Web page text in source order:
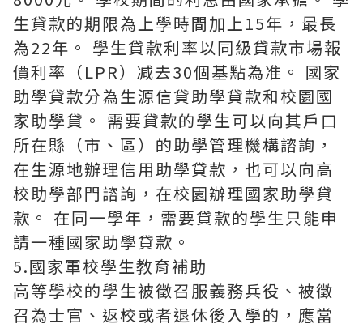
生貸款的期限為上學時間加上15年，最長
為22年。 學生貸款利率以同級貸款市場報
價利率（LPR）减去30個基點為准。 國家
助學貸款分為生源信貸助學貸款和校園國
家助學貸。 需要貸款的學生可以向其戶口
所在縣（市、區）的助學管理機構諮詢，
在生源地辦理信用助學貸款，也可以向高
校助學部門諮詢，在校園辦理國家助學貸
款。 在同一學年，需要貸款的學生只能申
請一種國家助學貸款。
5.國家軍校學生教育補助
高等學校的學生被徵召服義務兵役、被徵
召為士官、返校或者退休後入學的，應當